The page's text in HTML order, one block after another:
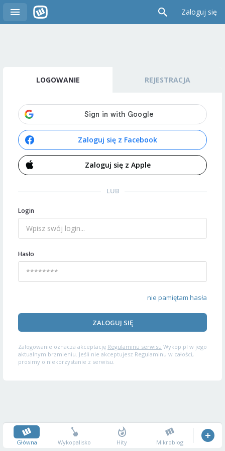
Zaloguj się
LOGOWANIE REJESTRACJA
Zaloguj się z Facebook
Zaloguj się z Apple
LUB
Login
Hasło
nie pamiętam hasła
ZALOGUJ SIĘ
Zalogowanie oznacza akceptację Regulaminu serwisu Wykop.pl w jego
aktualnym brzmieniu. Jeśli nie akceptujesz Regulaminu w całości,
prosimy o niekorzystanie z serwisu.
Główna Wykopalisko Hity Mikroblog